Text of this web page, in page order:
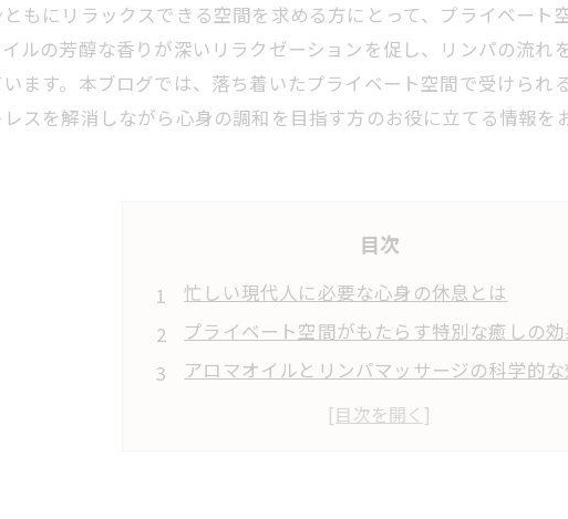
もにリラックスできる空間を求める方にとって、プライベー
ルの芳醇な香りが深いリラクゼーションを促し、リンパの流
ます。本ブログでは、落ち着いたプライベート空間で受けら
スを解消しながら心身の調和を目指す方のお役に立てる情報を
目次
忙しい現代人に必要な心身の休息とは
プライベート空間がもたらす特別な癒しの
アロマオイルとリンパマッサージの科学的
理想的なアロマリンパサロンの選び方